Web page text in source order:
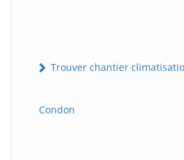
Trouver chantier
Condon